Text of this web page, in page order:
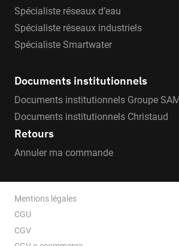
Spécialiste réseaux d’eau
Spécialiste réseaux industriels
Spécialiste Smartwater
Documents institutionnels
Documents institutionnels Groupe
Documents institutionnels Christaud
Retours
Annuler ma commande
Mentions légales
CGU
CGV